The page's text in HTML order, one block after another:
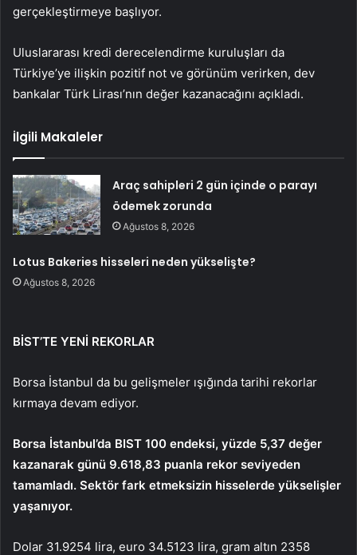
gerçekleştirmeye başlıyor.
Uluslararası kredi derecelendirme kuruluşları da
Türkiye’ye ilişkin pozitif not ve görünüm verirken, dev
bankalar Türk Lirası’nın değer kazanacağını açıkladı.
İlgili Makaleler
Araç sahipleri 2 gün içinde o parayı
ödemek zorunda
Ağustos 8, 2026
Lotus Bakeries hisseleri neden yükselişte?
Ağustos 8, 2026
BİST’TE YENİ REKORLAR
Borsa İstanbul da bu gelişmeler ışığında tarihi rekorlar
kırmaya devam ediyor.
Borsa İstanbul’da BIST 100 endeksi, yüzde 5,37 değer
kazanarak günü 9.618,83 puanla rekor seviyeden
tamamladı. Sektör fark etmeksizin hisselerde yükselişler
yaşanıyor.
Dolar 31.9254 lira, euro 34.5123 lira, gram altın 2358